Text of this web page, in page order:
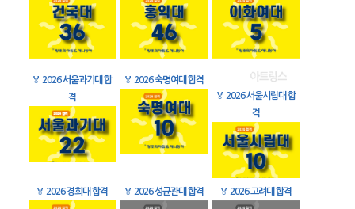
🏅 2026 서울과기대 합
격
🏅 2026 숙명여대 합격
🏅 2026 서울시립대 합
격
🏅 2026 경희대 합격 🏅 2026 성균관대 합격 🏅 2026 고려대 합격